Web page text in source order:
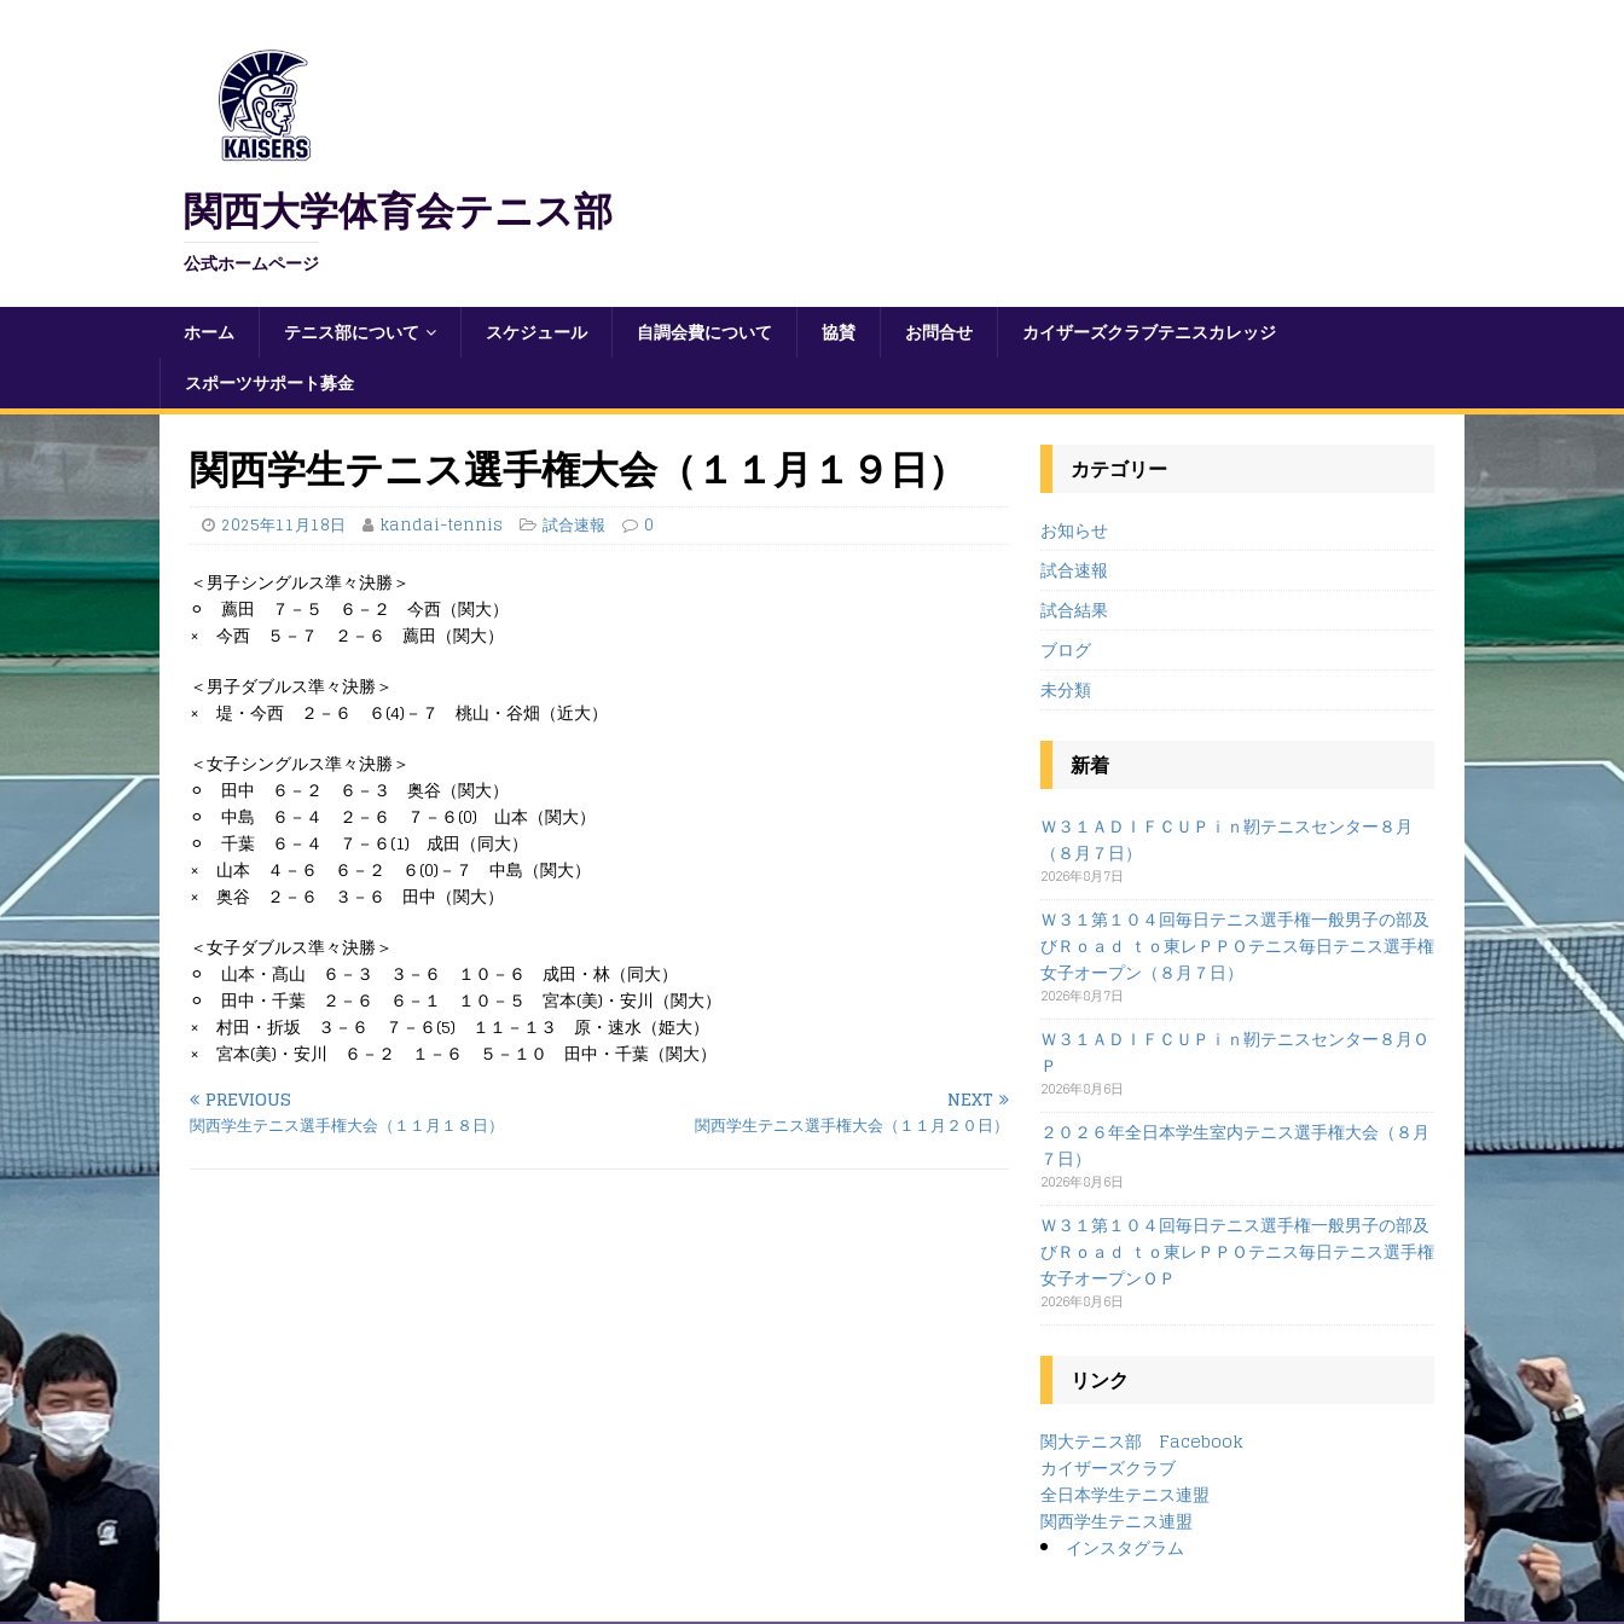
関西大学体育会テニス部
公式ホームページ
ホーム テニス部について スケジュール 自調会費について 協賛 お問合せ
カイザーズクラブテニスカレッジ
スポーツサポート募金
関西学生テニス選手権大会（１１月１９日）
2025年11月18日 kandai-tennis 試合速報 0
＜男子シングルス準々決勝＞
⚪︎ 薦田 ７－５ ６－２ 今西（関大）
× 今西 ５－７ ２－６ 薦田（関大）
＜男子ダブルス準々決勝＞
× 堤・今西 ２－６ ６(4)－７ 桃山・谷畑（近大）
＜女子シングルス準々決勝＞
⚪︎ 田中 ６－２ ６－３ 奥谷（関大）
⚪︎ 中島 ６－４ ２－６ ７－６(0) 山本（関大）
⚪︎ 千葉 ６－４ ７－６(1) 成田（同大）
× 山本 ４－６ ６－２ ６(0)－７ 中島（関大）
× 奥谷 ２－６ ３－６ 田中（関大）
＜女子ダブルス準々決勝＞
⚪︎ 山本・髙山 ６－３ ３－６ １０－６ 成田・林（同大）
⚪︎ 田中・千葉 ２－６ ６－１ １０－５ 宮本(美)・安川（関大）
× 村田・折坂 ３－６ ７－６(5) １１－１３ 原・速水（姫大）
× 宮本(美)・安川 ６－２ １－６ ５－１０ 田中・千葉（関大）
PREVIOUS
関西学生テニス選手権大会（１１月１８日）
NEXT
関西学生テニス選手権大会（１１月２０日）
カテゴリー
お知らせ
試合速報
試合結果
ブログ
未分類
新着
Ｗ３１ＡＤＩＦＣＵＰｉｎ靭テニスセンター８月
（８月７日）
2026年8月7日
Ｗ３１第１０４回毎日テニス選手権一般男子の部及
びＲｏａｄ ｔｏ東レＰＰＯテニス毎日テニス選手権
女子オープン（８月７日）
2026年8月7日
Ｗ３１ＡＤＩＦＣＵＰｉｎ靭テニスセンター８月Ｏ
Ｐ
2026年8月6日
２０２６年全日本学生室内テニス選手権大会（８月
７日）
2026年8月6日
Ｗ３１第１０４回毎日テニス選手権一般男子の部及
びＲｏａｄ ｔｏ東レＰＰＯテニス毎日テニス選手権
女子オープンＯＰ
2026年8月6日
リンク
関大テニス部 Facebook
カイザーズクラブ
全日本学生テニス連盟
関西学生テニス連盟
インスタグラム